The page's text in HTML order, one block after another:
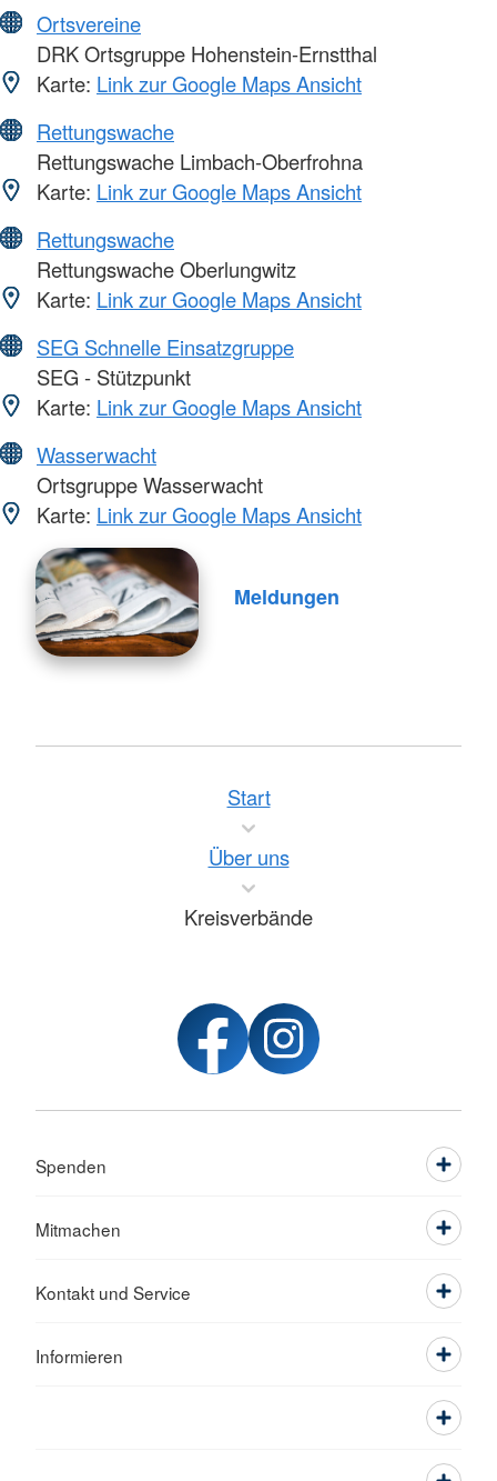
Ortsvereine
DRK Ortsgruppe Hohenstein-Ernstthal
Karte: Link zur Google Maps Ansicht
Rettungswache
Rettungswache Limbach-Oberfrohna
Karte: Link zur Google Maps Ansicht
Rettungswache
Rettungswache Oberlungwitz
Karte: Link zur Google Maps Ansicht
SEG Schnelle Einsatzgruppe
SEG - Stützpunkt
Karte: Link zur Google Maps Ansicht
Wasserwacht
Ortsgruppe Wasserwacht
Karte: Link zur Google Maps Ansicht
Meldungen
Start
Über uns
Kreisverbände
Spenden
Mitmachen
Kontakt und Service
Informieren